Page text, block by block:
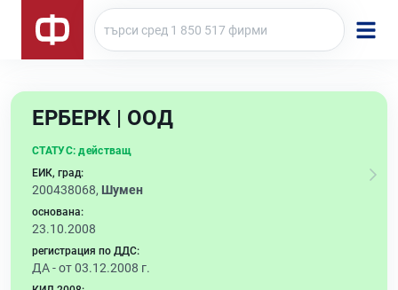
ЕРБЕРК | ООД
СТАТУС: действащ
ЕИК, град:
200438068, Шумен
основана:
23.10.2008
регистрация по ДДС:
ДА - от 03.12.2008 г.